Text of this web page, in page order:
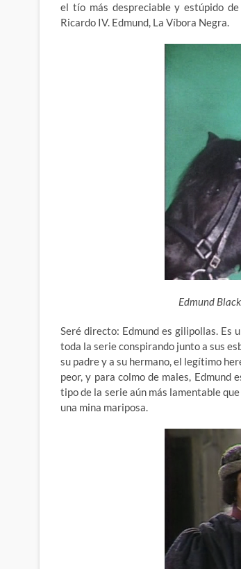
el tío más despreciable y estúpido
Ricardo IV. Edmund, La Víbora Negra.
Edmund
Seré directo: Edmund es gilipollas. Es
toda la serie conspirando junto a sus
su padre y a su hermano, el legítimo
peor, y para colmo de males,
tipo de la serie aún más lamentable
una mina mariposa.